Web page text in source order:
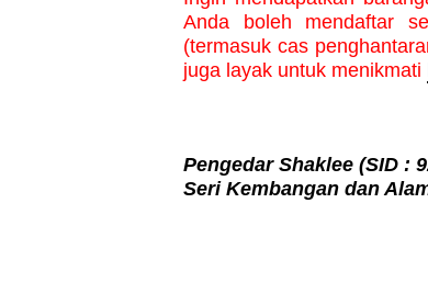
Anda boleh mendaftar
(termasuk cas
juga layak untuk menikmati
Pengedar Shaklee (SID :
Seri Kembangan dan